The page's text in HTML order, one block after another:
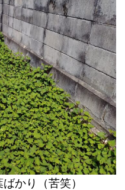
かり（苦笑）